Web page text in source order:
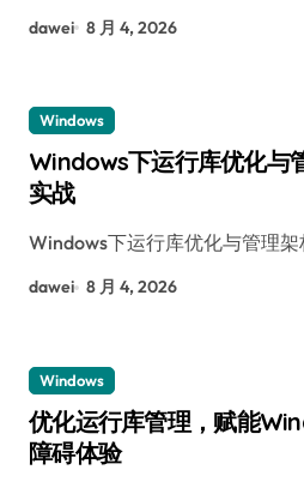
dawei 8 月 4, 2026
Windows
Windows下运行库优化与
实战
Windows下运行库优化与管理
dawei 8 月 4, 2026
Windows
优化运行库管理，赋能
障碍体验